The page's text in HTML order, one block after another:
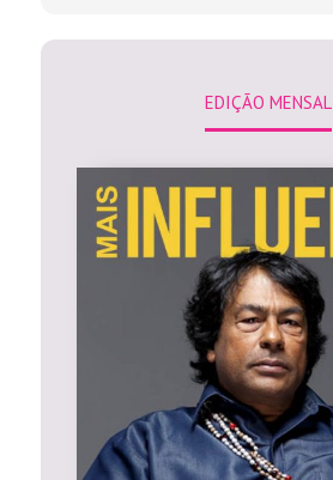
EDIÇÃO MENSAL